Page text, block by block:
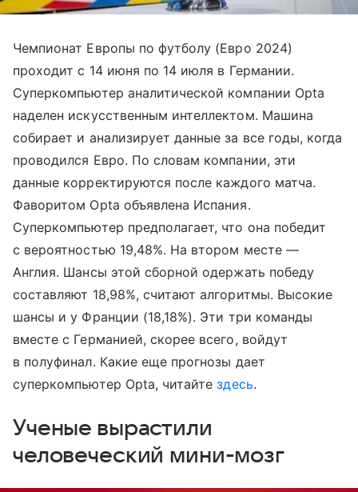
Чемпионат Европы по футболу (Евро 2024)
проходит с 14 июня по 14 июля в Германии.
Суперкомпьютер аналитической компании Opta
наделен искусственным интеллектом. Машина
собирает и анализирует данные за все годы, когда
проводился Евро. По словам компании, эти
данные корректируются после каждого матча.
Фаворитом Opta объявлена Испания.
Суперкомпьютер предполагает, что она победит
с вероятностью 19,48%. На втором месте —
Англия. Шансы этой сборной одержать победу
составляют 18,98%, считают алгоритмы. Высокие
шансы и у Франции (18,18%). Эти три команды
вместе с Германией, скорее всего, войдут
в полуфинал. Какие еще прогнозы дает
суперкомпьютер Opta, читайтездесь.
Ученые вырастили
человеческий мини-мозг